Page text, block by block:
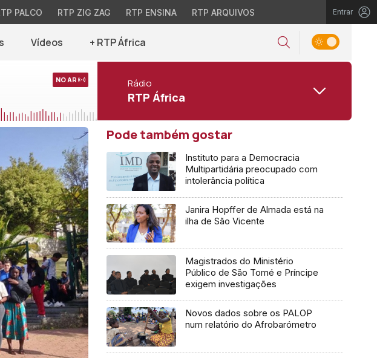
PALCO RTP ZIG ZAG RTP ENSINA RTP ARQUIVOS Entrar
Vídeos + RTP África
NO AR Rádio
RTP África
Pode também gostar
Instituto para a Democracia
Multipartidária preocupado com
intolerância política
Janira Hopffer de Almada está na
ilha de São Vicente
Magistrados do Ministério
Público de São Tomé e Príncipe
exigem investigações
Novos dados sobre os PALOP
num relatório do Afrobarómetro